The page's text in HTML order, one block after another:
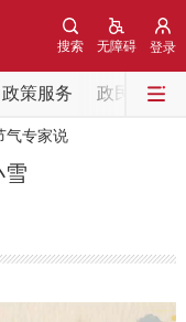
登录
无障碍
搜索
政策服务 政民互动
中央部委动态
气专家说
雪